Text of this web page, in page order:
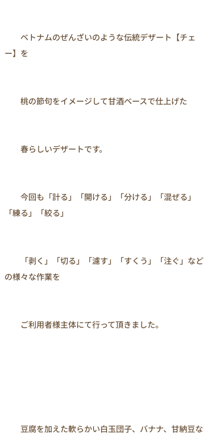
ベトナムのぜんざいのような伝統デザート【チェ
ー】を
桃の節句をイメージして甘酒ベースで仕上げた
春らしいデザートです。
今回も「計る」「開ける」「分ける」「混ぜる」
「練る」「絞る」
「剥く」「切る」「濾す」「すくう」「注ぐ」など
の様々な作業を
ご利用者様主体にて行って頂きました。
豆腐を加えた軟らかい白玉団子、バナナ、甘納豆な